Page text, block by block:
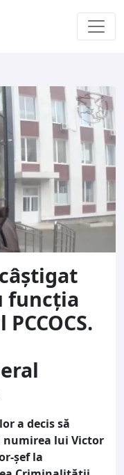
funcția
a decis să
numirea lui Victor
șef la